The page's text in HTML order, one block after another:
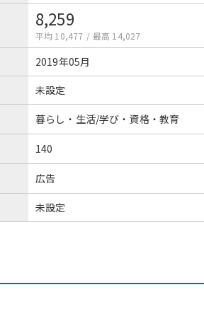
8,259
平均 10,477 / 最高 14,027
2019年05月
未設定
暮らし・生活/学び・資格・教育
140
広告
未設定